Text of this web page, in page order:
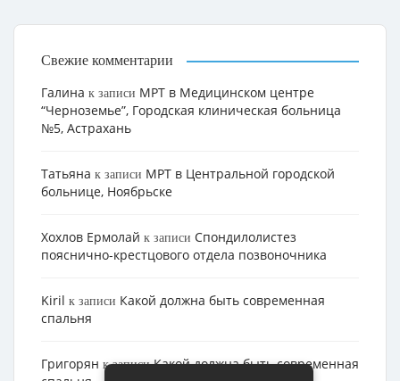
Свежие комментарии
Галина к записи МРТ в Медицинском центре
“Черноземье”, Городская клиническая больница
№5, Астрахань
Татьяна к записи МРТ в Центральной городской
больнице, Ноябрьске
Хохлов Ермолай к записи Cпондилолистез
пояснично-крестцового отдела позвоночника
Kiril к записи Какой должна быть современная
спальня
Григорян к записиКакой должна быть современная